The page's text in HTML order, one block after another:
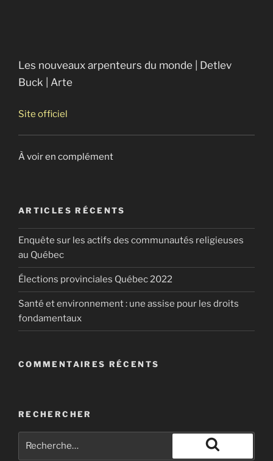
Les nouveaux arpenteurs du monde | Detlev
Buck | Arte
Site officiel
À voir en complément
ARTICLES RÉCENTS
Enquête sur les actifs des communautés religieuses
au Québec
Élections provinciales Québec 2022
Santé et environnement : une assise pour les droits
fondamentaux
COMMENTAIRES RÉCENTS
RECHERCHER